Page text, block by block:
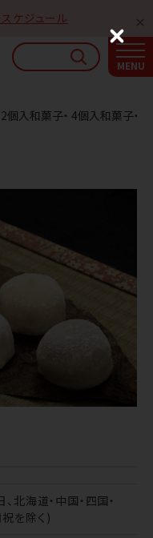
ケジュール
個入和菓子・ 4個入和菓子・笹
、北海道・中国・四国・
を除く)
C
l
o